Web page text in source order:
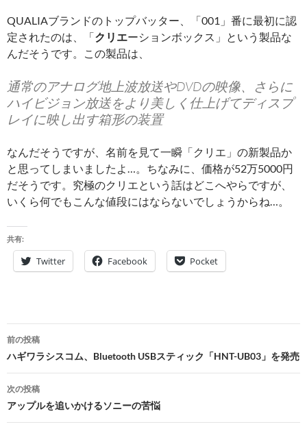
QUALIAブランドのトップバッター、「001」番に最初に認
定されたのは、「クリエーションボックス」という製品な
んだそうです。この製品は、
通常のアナログ地上波放送やDVDの映像、さらに
ハイビジョン放送をより美しく仕上げてディスプ
レイに映し出す箱形の装置
なんだそうですが、名前を見て一瞬「クリエ」の新製品か
と思ってしまいましたよ…。ちなみに、価格が52万5000円
だそうです。究極のクリエという話はどこへやらですが、
いくら何でもこんな値段にはならないでしょうからね…。
共有:
Twitter Facebook Pocket
投
稿
ナ
ビ
前の投稿
ハギワラシスコム、Bluetooth USBスティック「HNT-UB03」を発売
次の投稿
アップルを追いかけるソニーの苦悩